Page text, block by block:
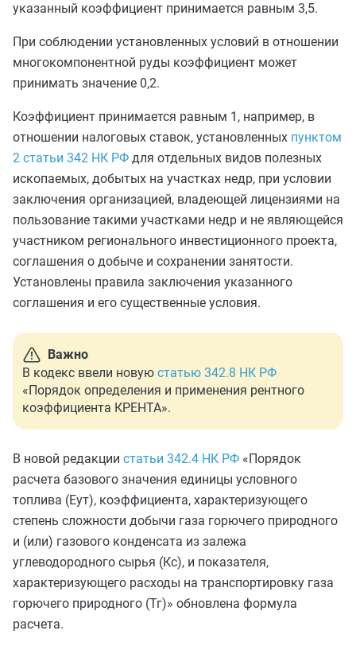
указанный коэффициент принимается равным 3,5.
При соблюдении установленных условий в отношении
многокомпонентной руды коэффициент может
принимать значение 0,2.
Коэффициент принимается равным 1, например, в
отношении налоговых ставок, установленных пунктом
2 статьи 342 НК РФ для отдельных видов полезных
ископаемых, добытых на участках недр, при условии
заключения организацией, владеющей лицензиями на
пользование такими участками недр и не являющейся
участником регионального инвестиционного проекта,
соглашения о добыче и сохранении занятости.
Установлены правила заключения указанного
соглашения и его существенные условия.
Важно
В кодекс ввели новую статью 342.8 НК РФ
«Порядок определения и применения рентного
коэффициента КРЕНТА».
В новой редакции статьи 342.4 НК РФ «Порядок
расчета базового значения единицы условного
топлива (Еут), коэффициента, характеризующего
степень сложности добычи газа горючего природного
и (или) газового конденсата из залежа
углеводородного сырья (Кс), и показателя,
характеризующего расходы на транспортировку газа
горючего природного (Тг)» обновлена формула
расчета.